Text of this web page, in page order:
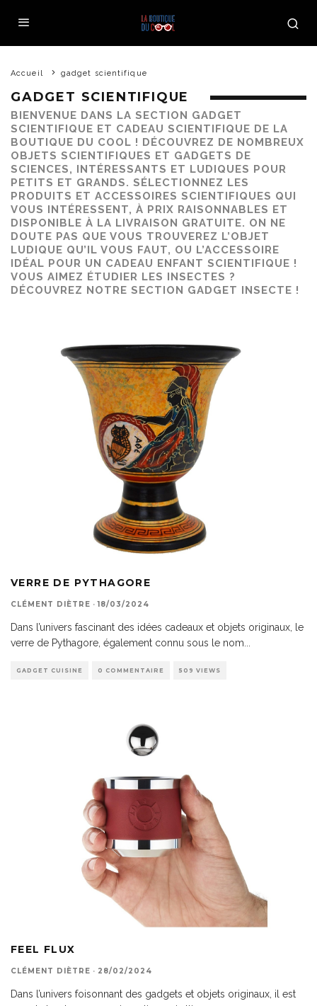
Accueil gadget scientifique
GADGET SCIENTIFIQUE
BIENVENUE DANS LA SECTION GADGET
SCIENTIFIQUE ET CADEAU SCIENTIFIQUE DE LA
BOUTIQUE DU COOL ! DÉCOUVREZ DE NOMBREUX
OBJETS SCIENTIFIQUES ET GADGETS DE
SCIENCES, INTÉRESSANTS ET LUDIQUES POUR
PETITS ET GRANDS. SÉLECTIONNEZ LES
PRODUITS ET ACCESSOIRES SCIENTIFIQUES QUI
VOUS INTÉRESSENT, À PRIX RAISONNABLES ET
DISPONIBLE À LA LIVRAISON GRATUITE. ON NE
DOUTE PAS QUE VOUS TROUVEREZ L’OBJET
LUDIQUE QU’IL VOUS FAUT, OU L’ACCESSOIRE
IDÉAL POUR UN CADEAU ENFANT SCIENTIFIQUE !
VOUS AIMEZ ÉTUDIER LES INSECTES ?
DÉCOUVREZ NOTRE SECTION GADGET INSECTE !
VERRE DE PYTHAGORE
CLÉMENT DIÈTRE · 18/03/2024
Dans l’univers fascinant des idées cadeaux et objets originaux, le
verre de Pythagore, également connu sous le nom...
GADGET CUISINE 0 COMMENTAIRE 509 VIEWS
FEEL FLUX
CLÉMENT DIÈTRE · 28/02/2024
Dans l’univers foisonnant des gadgets et objets originaux, il est